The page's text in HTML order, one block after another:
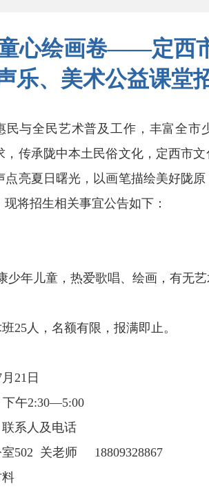
心绘画卷——定西
乐、美术公益课堂
民与全民艺术普及工作，丰富全市
传承陇中本土民俗文化，定西市文
亮夏日曙光，以画笔描绘美好陇原
将招生相关事宜公告如下：
年儿童，热爱歌唱、绘画，有无艺
25人，名额有限，报满即止。
21日
午2:30—5:00
联系人及电话
室502 关老师 18809328867
料